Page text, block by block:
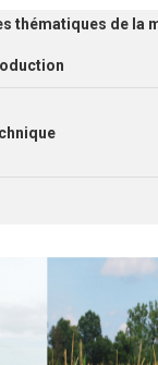
thématiques de la